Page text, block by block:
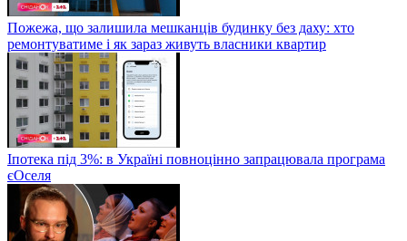
Пожежа, що залишила мешканців будинку без даху: хто
ремонтуватиме і як зараз живуть власники квартир
Іпотека під 3%: в Україні повноцінно запрацювала програма
єОселя